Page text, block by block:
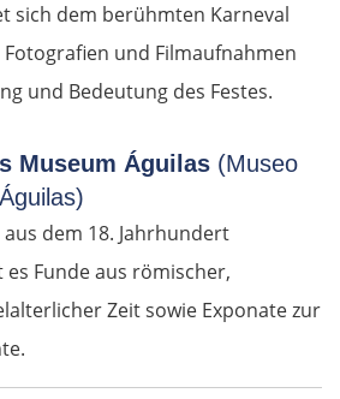
sich dem berühmten Karneval
und Filmaufnahmen
und Bedeutung des Festes.
Museum Águilas (Museo
dem 18. Jahrhundert
Funde aus römischer,
Zeit sowie Exponate zur